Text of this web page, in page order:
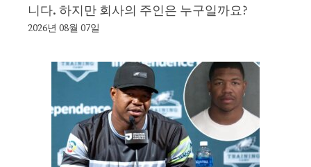
니다. 하지만 회사의 주인은 누구일까요?
2026년 08월 07일